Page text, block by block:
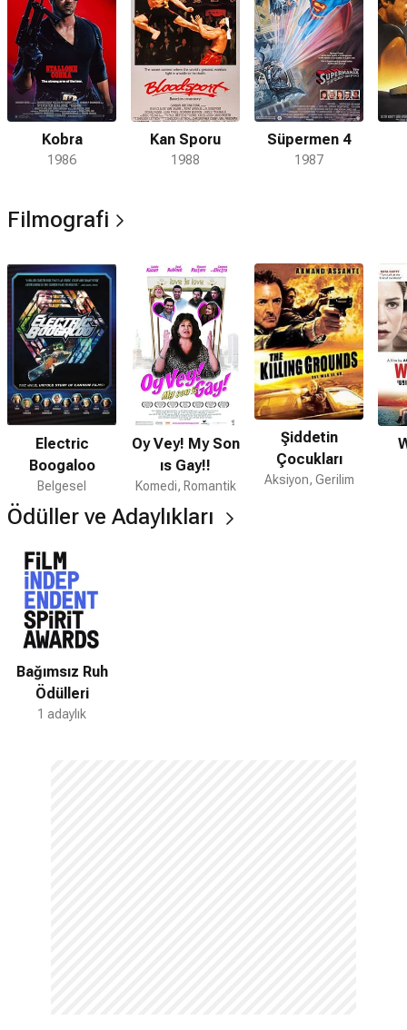
Kobra
1986
Kan Sporu
1988
Süpermen 4
1987
Filmografi
Electric
Boogaloo
Belgesel
Oy Vey! My Son
ıs Gay!!
Komedi, Romantik
Şiddetin
Çocukları
Aksiyon, Gerilim
Ödüller ve Adaylıkları
Bağımsız Ruh
Ödülleri
1 adaylık